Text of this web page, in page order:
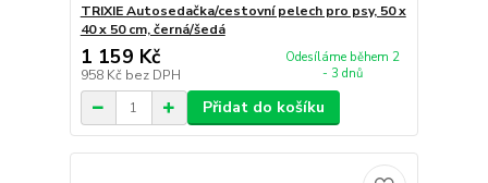
TRIXIE Autosedačka/cestovní pelech pro psy, 50 x
40 x 50 cm, černá/šedá
1 159 Kč
958 Kč bez DPH
Odesíláme během 2
- 3 dnů
Přidat do košíku